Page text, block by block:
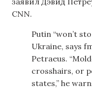
CNN.
Putin “won’t
Ukraine, says
Petraeus.
crosshairs, or
states,” he